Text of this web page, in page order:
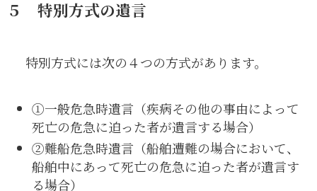
５ 特別方式の遺言
特別方式には次の４つの方式があります。
①一般危急時遺言（疾病その他の事由によって
死亡の危急に迫った者が遺言する場合）
②難船危急時遺言（船舶遭難の場合において、
船舶中にあって死亡の危急に迫った者が遺言す
る場合）